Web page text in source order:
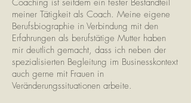
Coaching ist seitdem ein fester Bestandteil
meiner Tätigkeit als Coach. Meine eigene
Berufsbiographie in Verbindung mit den
Erfahrungen als berufstätige Mutter haben
mir deutlich gemacht, dass ich neben der
spezialisierten Begleitung im Businesskontext
auch gerne mit Frauen in
Veränderungssituationen arbeite.